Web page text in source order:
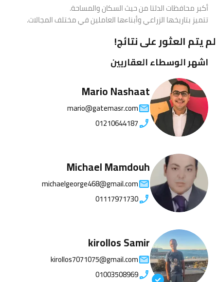
أكبر محافظات الدلتا من حيث السكان والمساحة.
تتميز بتاريخها الزراعي وأبناءها العاملين في مختلف المجالات.
لم يتم العثور على نتائج!
اشهر الوسطاء العقاريين
Mario Nashaat
mario@gatemasr.com
01210644187
Michael Mamdouh
michaelgeorge468@gmail.com
01117971730
kirollos Samir
kirollos7071075@gmail.com
01003508969